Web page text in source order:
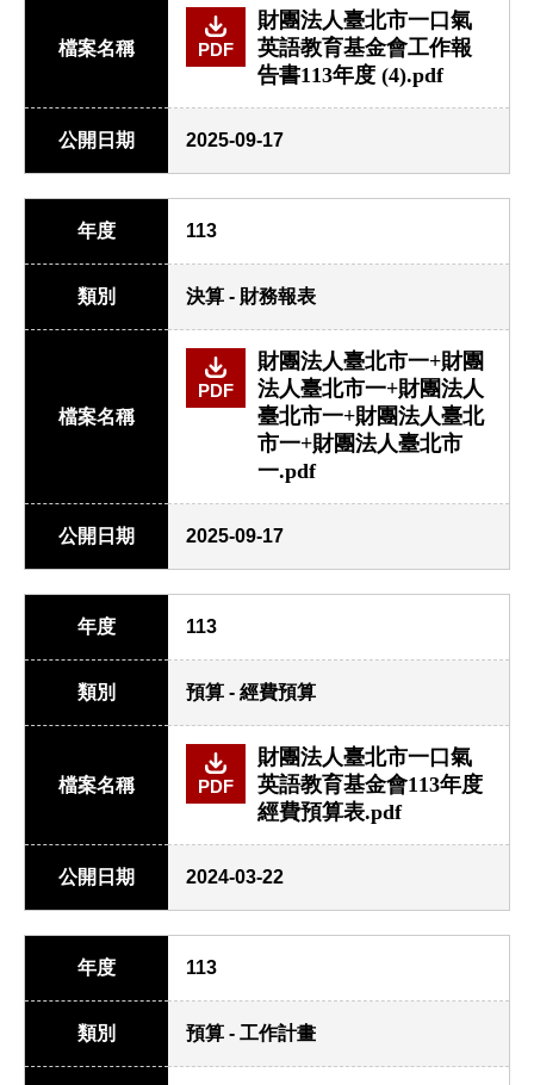
檔案名稱 PDF
財團法人臺北市一口氣
英語教育基金會工作報
告書113年度 (4).pdf
公開日期 2025-09-17
年度 113
類別 決算 - 財務報表
檔案名稱
PDF
財團法人臺北市一+財團
法人臺北市一+財團法人
臺北市一+財團法人臺北
市一+財團法人臺北市
一.pdf
公開日期 2025-09-17
年度 113
類別 預算 - 經費預算
檔案名稱 PDF
財團法人臺北市一口氣
英語教育基金會113年度
經費預算表.pdf
公開日期 2024-03-22
年度 113
類別 預算 - 工作計畫